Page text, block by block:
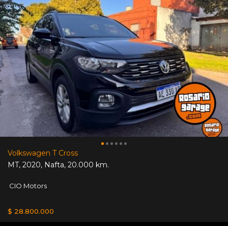
Volkswagen T Cross
MT, 2020, Nafta, 20.000 km.
CIO Motors
$ 28.800.000